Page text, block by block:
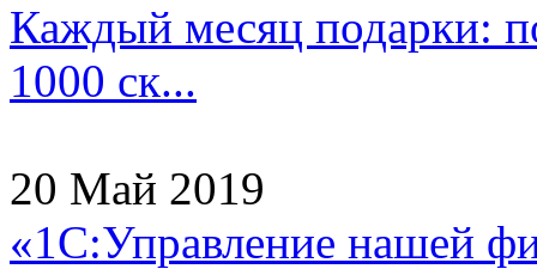
Каждый месяц подарки:
1000 ск...
20 Май 2019
«1С:Управление нашей